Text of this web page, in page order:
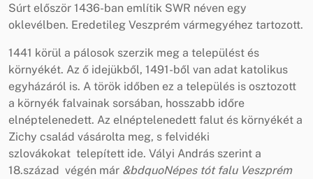
Súrt először 1436-ban említik SWR néven egy
oklevélben. Eredetileg Veszprém vármegyéhez tartozott.
1441 körül a pálosok szerzik meg a települést és
környékét. Az ő idejükből, 1491-ből van adat katolikus
egyházáról is. A török időben ez a település is osztozott
a környék falvainak sorsában, hosszabb időre
elnéptelenedett. Az elnéptelenedett falut és környékét a
Zichy család vásárolta meg, s felvidéki
szlovákokat telepített ide. Vályi András szerint a
18.század végén már &bdquoNépes tót falu Veszprém